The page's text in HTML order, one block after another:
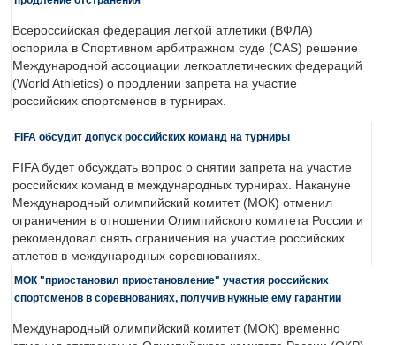
Всероссийская федерация легкой атлетики (ВФЛА)
оспорила в Спортивном арбитражном суде (CAS) решение
Международной ассоциации легкоатлетических федераций
(World Athletics) о продлении запрета на участие
российских спортсменов в турнирах.
FIFA обсудит допуск российских команд на турниры
FIFA будет обсуждать вопрос о снятии запрета на участие
российских команд в международных турнирах. Накануне
Международный олимпийский комитет (МОК) отменил
ограничения в отношении Олимпийского комитета России и
рекомендовал снять ограничения на участие российских
атлетов в международных соревнованиях.
МОК "приостановил приостановление" участия российских
спортсменов в соревнованиях, получив нужные ему гарантии
Международный олимпийский комитет (МОК) временно